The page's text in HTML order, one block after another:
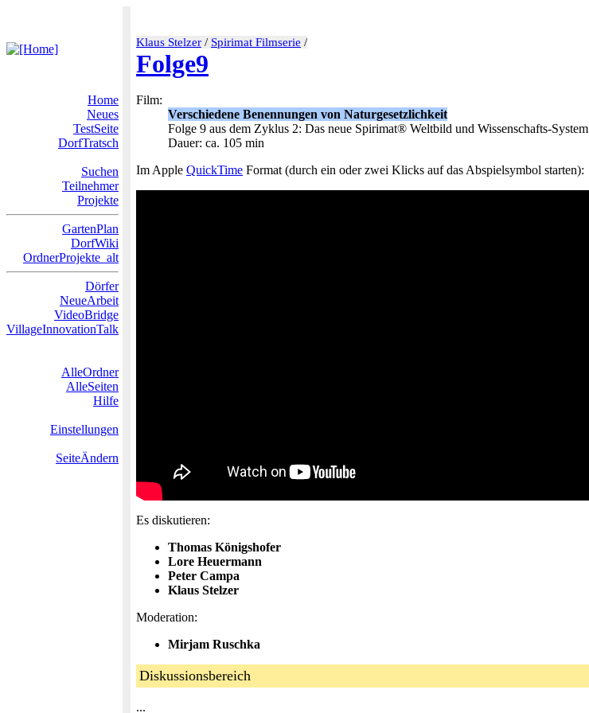
Klaus Stelzer / Spirimat Filmserie /
Folge9
Home
Neues
TestSeite
DorfTratsch
Suchen
Teilnehmer
Projekte
GartenPlan
DorfWiki
OrdnerProjekte_alt
Dörfer
NeueArbeit
VideoBridge
VillageInnovationTalk
AlleOrdner
AlleSeiten
Hilfe
Einstellungen
SeiteÄndern
Film:
Verschiedene Benennungen von Naturgesetzlichkeit
Folge 9 aus dem Zyklus 2: Das neue Spirimat® Weltbild und Wissenschafts-System
Dauer: ca. 105 min
Im Apple QuickTime Format (durch ein oder zwei Klicks auf das Abspielsymbol starten):
Es diskutieren:
Thomas Königshofer
Lore Heuermann
Peter Campa
Klaus Stelzer
Moderation:
Mirjam Ruschka
Diskussionsbereich
...